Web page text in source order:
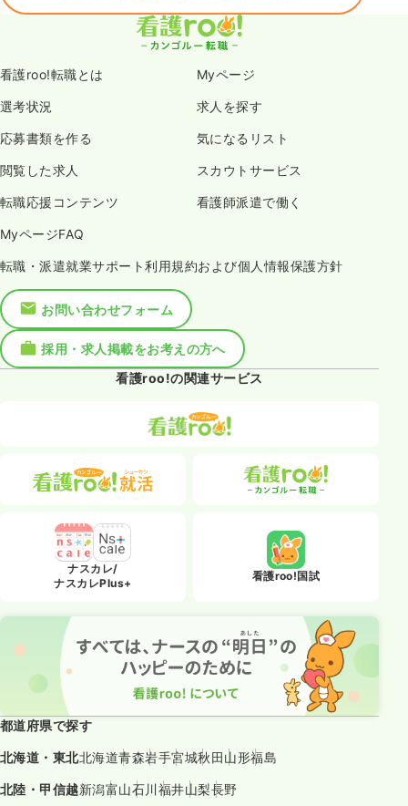
看護roo!転職とは Myページ
選考状況 求人を探す
応募書類を作る 気になるリスト
閲覧した求人 スカウトサービス
転職応援コンテンツ 看護師派遣で働く
MyページFAQ
転職・派遣就業サポート利用規約および個人情報保護方針
お問い合わせフォーム
採用・求人掲載をお考えの方へ
看護roo!の関連サービス
ナスカレ/
ナスカレPlus+
看護roo!国試
都道府県で探す
北海道・東北北海道青森岩手宮城秋田山形福島
北陸・甲信越新潟富山石川福井山梨長野